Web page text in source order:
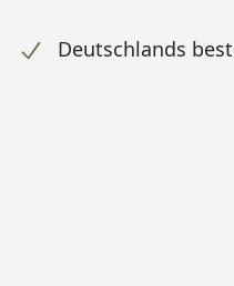
Deutschlands